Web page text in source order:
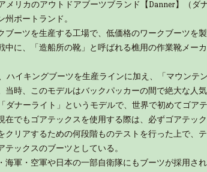
メリカのアウトドアブーツブランド【Danner】（ダナ
州ポートランド。
ブーツを生産する工場で、低価格のワークブーツを製
中に、「造船所の靴」と呼ばれる樵用の作業靴メー
ハイキングブーツを生産ラインに加え、「マウンテ
当時、このモデルはバックパッカーの間で絶大な人気
ダナーライト」というモデルで、世界で初めてゴア
在でもゴアテックスを使用する際は、必ずゴアテッ
クリアするための何段階ものテストを行った上で、
テックスのブーツとしている。
海軍・空軍や日本の一部自衛隊にもブーツが採用さ